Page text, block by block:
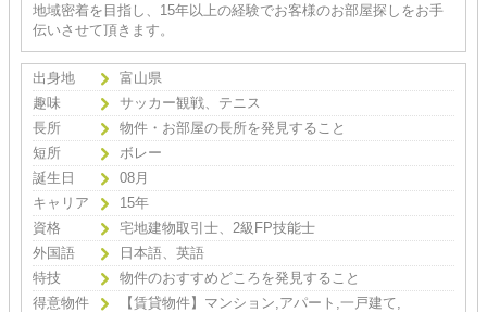
地域密着を目指し、15年以上の経験でお客様のお部屋探しをお手
伝いさせて頂きます。
出身地
富山県
趣味
サッカー観戦、テニス
長所
物件・お部屋の長所を発見すること
短所
ボレー
誕生日
08月
キャリア
15年
資格
宅地建物取引士、2級FP技能士
外国語
日本語、英語
特技
物件のおすすめどころを発見すること
得意物件
【賃貸物件】マンション,アパート,一戸建て,